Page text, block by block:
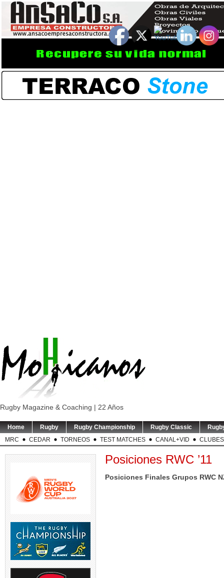
Rugby Magazine & Coaching | 22 Años
Home Rugby Rugby Championship Rugby Classic
MRC
CEDAR TORNEOS TEST MATCHES CANAL+VID CLUBES
Posiciones RWC ’11
Posiciones Finales Grupos RWC